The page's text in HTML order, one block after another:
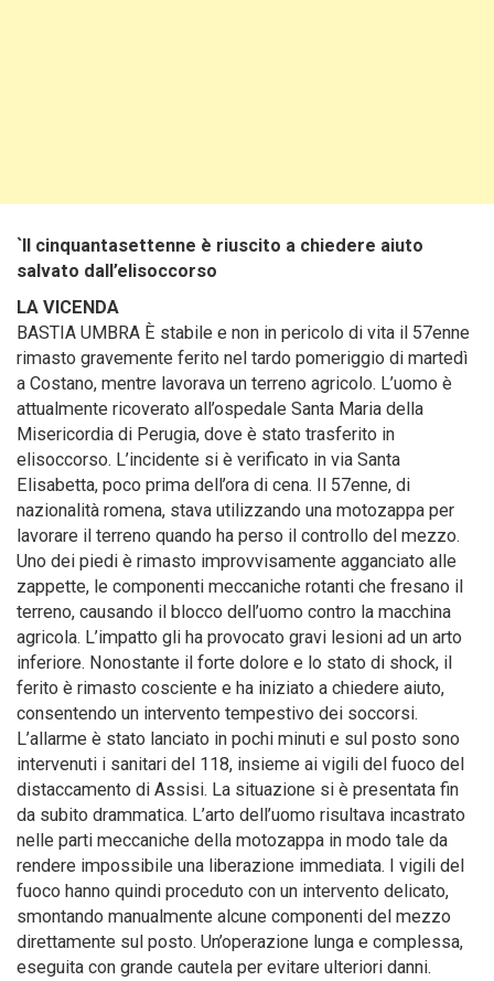
`Il cinquantasettenne è riuscito a chiedere aiuto
salvato dall’elisoccorso
LA VICENDA
BASTIA UMBRA È stabile e non in pericolo di vita il 57enne
rimasto gravemente ferito nel tardo pomeriggio di martedì
a Costano, mentre lavorava un terreno agricolo. L’uomo è
attualmente ricoverato all’ospedale Santa Maria della
Misericordia di Perugia, dove è stato trasferito in
elisoccorso. L’incidente si è verificato in via Santa
Elisabetta, poco prima dell’ora di cena. Il 57enne, di
nazionalità romena, stava utilizzando una motozappa per
lavorare il terreno quando ha perso il controllo del mezzo.
Uno dei piedi è rimasto improvvisamente agganciato alle
zappette, le componenti meccaniche rotanti che fresano il
terreno, causando il blocco dell’uomo contro la macchina
agricola. L’impatto gli ha provocato gravi lesioni ad un arto
inferiore. Nonostante il forte dolore e lo stato di shock, il
ferito è rimasto cosciente e ha iniziato a chiedere aiuto,
consentendo un intervento tempestivo dei soccorsi.
L’allarme è stato lanciato in pochi minuti e sul posto sono
intervenuti i sanitari del 118, insieme ai vigili del fuoco del
distaccamento di Assisi. La situazione si è presentata fin
da subito drammatica. L’arto dell’uomo risultava incastrato
nelle parti meccaniche della motozappa in modo tale da
rendere impossibile una liberazione immediata. I vigili del
fuoco hanno quindi proceduto con un intervento delicato,
smontando manualmente alcune componenti del mezzo
direttamente sul posto. Un’operazione lunga e complessa,
eseguita con grande cautela per evitare ulteriori danni.